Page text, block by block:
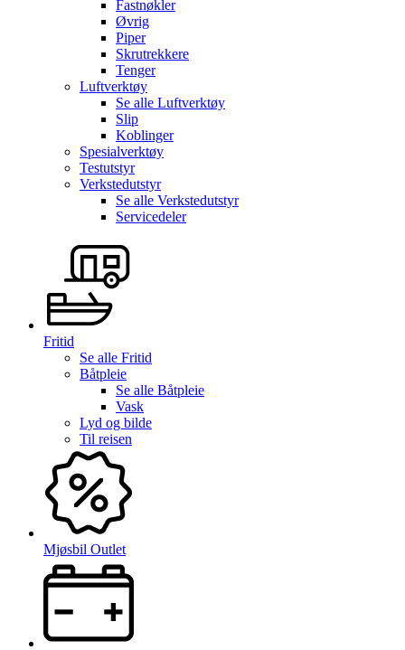
Fastnøkler
Øvrig
Piper
Skrutrekkere
Tenger
Luftverktøy
Se alle Luftverktøy
Slip
Koblinger
Spesialverktøy
Testutstyr
Verkstedutstyr
Se alle Verkstedutstyr
Servicedeler
Fritid
Se alle Fritid
Båtpleie
Se alle Båtpleie
Vask
Lyd og bilde
Til reisen
Mjøsbil Outlet